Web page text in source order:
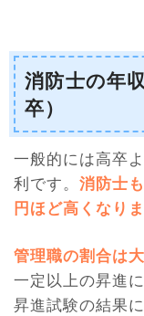
消防士の年
卒）
一般的には高卒
利です。消防士
円ほど高くなり
管理職の割合は
一定以上の昇進
昇進試験の結果